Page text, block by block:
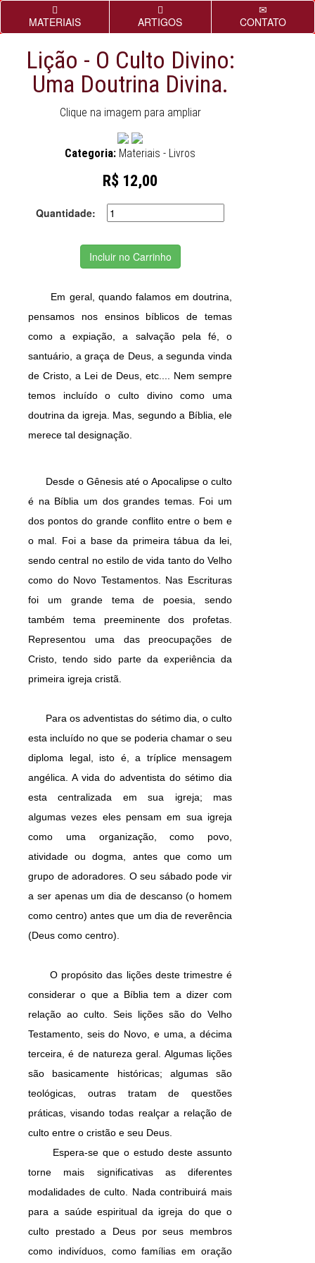
MATERIAIS ARTIGOS CONTATO
Lição - O Culto Divino:
Uma Doutrina Divina.
Clique na imagem para ampliar
Categoria: Materiais - Livros
R$ 12,00
Quantidade:
Incluir no Carrinho
Em geral, quando falamos em doutrina,
pensamos nos ensinos bíblicos de temas
como a expiação, a salvação pela fé, o
santuário, a graça de Deus, a segunda vinda
de Cristo, a Lei de Deus, etc.... Nem sempre
temos incluído o culto divino como uma
doutrina da igreja. Mas, segundo a Bíblia, ele
merece tal designação.
Desde o Gênesis até o Apocalipse o culto
é na Bíblia um dos grandes temas. Foi um
dos pontos do grande conflito entre o bem e
o mal. Foi a base da primeira tábua da lei,
sendo central no estilo de vida tanto do Velho
como do Novo Testamentos. Nas Escrituras
foi um grande tema de poesia, sendo
também tema preeminente dos profetas.
Representou uma das preocupações de
Cristo, tendo sido parte da experiência da
primeira igreja cristã.
Para os adventistas do sétimo dia, o culto
esta incluído no que se poderia chamar o seu
diploma legal, isto é, a tríplice mensagem
angélica. A vida do adventista do sétimo dia
esta centralizada em sua igreja; mas
algumas vezes eles pensam em sua igreja
como uma organização, como povo,
atividade ou dogma, antes que como um
grupo de adoradores. O seu sábado pode vir
a ser apenas um dia de descanso (o homem
como centro) antes que um dia de reverência
(Deus como centro).
O propósito das lições deste trimestre é
considerar o que a Bíblia tem a dizer com
relação ao culto. Seis lições são do Velho
Testamento, seis do Novo, e uma, a décima
terceira, é de natureza geral. Algumas lições
são basicamente históricas; algumas são
teológicas, outras tratam de questões
práticas, visando todas realçar a relação de
culto entre o cristão e seu Deus.
Espera-se que o estudo deste assunto
torne mais significativas as diferentes
modalidades de culto. Nada contribuirá mais
para a saúde espiritual da igreja do que o
culto prestado a Deus por seus membros
como indivíduos, como famílias em oração